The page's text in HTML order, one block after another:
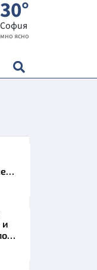
30°
София
ясно
и